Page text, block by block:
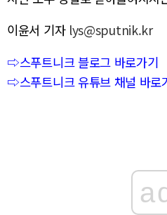
이윤서 기자 lys@sputnik.kr
⇨스푸트니크 블로그 바로가기
⇨스푸트니크 유튜브 채널 바로